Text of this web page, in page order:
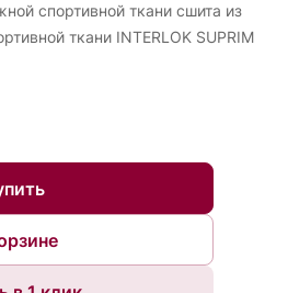
спортивной ткани сшита из
ткани INTERLOK SUPRIM